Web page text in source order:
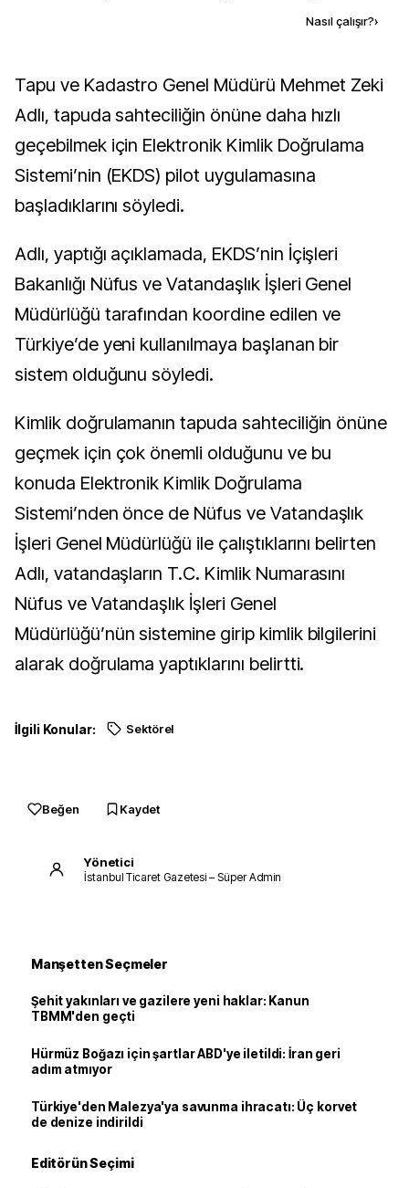
Nasıl çalışır?›
Tapu ve Kadastro Genel Müdürü Mehmet Zeki
Adlı, tapuda sahteciliğin önüne daha hızlı
geçebilmek için Elektronik Kimlik Doğrulama
Sistemi’nin (EKDS) pilot uygulamasına
başladıklarını söyledi.
Adlı, yaptığı açıklamada, EKDS’nin İçişleri
Bakanlığı Nüfus ve Vatandaşlık İşleri Genel
Müdürlüğü tarafından koordine edilen ve
Türkiye’de yeni kullanılmaya başlanan bir
sistem olduğunu söyledi.
Kimlik doğrulamanın tapuda sahteciliğin önüne
geçmek için çok önemli olduğunu ve bu
konuda Elektronik Kimlik Doğrulama
Sistemi’nden önce de Nüfus ve Vatandaşlık
İşleri Genel Müdürlüğü ile çalıştıklarını belirten
Adlı, vatandaşların T.C. Kimlik Numarasını
Nüfus ve Vatandaşlık İşleri Genel
Müdürlüğü’nün sistemine girip kimlik bilgilerini
alarak doğrulama yaptıklarını belirtti.
İlgili Konular: Sektörel
Beğen Kaydet
Yönetici
İstanbul Ticaret Gazetesi – Süper Admin
Manşetten Seçmeler
Şehit yakınları ve gazilere yeni haklar: Kanun
TBMM'den geçti
Hürmüz Boğazı için şartlar ABD'ye iletildi: İran geri
adım atmıyor
Türkiye'den Malezya'ya savunma ihracatı: Üç korvet
de denize indirildi
Editörün Seçimi